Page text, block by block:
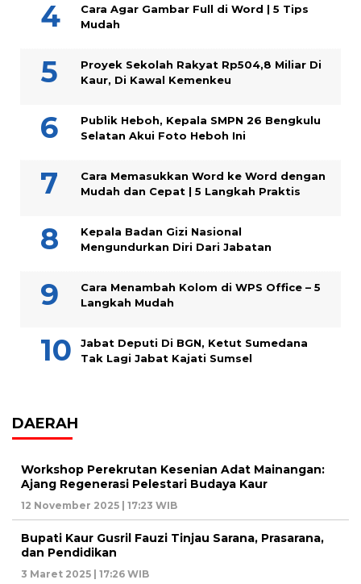
Cara Agar Gambar Full di Word | 5 Tips
Mudah
Proyek Sekolah Rakyat Rp504,8 Miliar Di
Kaur, Di Kawal Kemenkeu
Publik Heboh, Kepala SMPN 26 Bengkulu
Selatan Akui Foto Heboh Ini
Cara Memasukkan Word ke Word dengan
Mudah dan Cepat | 5 Langkah Praktis
Kepala Badan Gizi Nasional
Mengundurkan Diri Dari Jabatan
Cara Menambah Kolom di WPS Office – 5
Langkah Mudah
Jabat Deputi Di BGN, Ketut Sumedana
Tak Lagi Jabat Kajati Sumsel
DAERAH
Workshop Perekrutan Kesenian Adat Mainangan:
Ajang Regenerasi Pelestari Budaya Kaur
12 November 2025 | 17:23 WIB
Bupati Kaur Gusril Fauzi Tinjau Sarana, Prasarana,
dan Pendidikan
3 Maret 2025 | 17:26 WIB